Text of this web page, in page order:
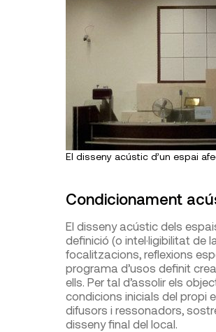
El disseny acústic d’un espai
Condicionament
El disseny acústic dels
definició (o intel·ligibilitat de
focalitzacions, reflexions
programa d’usos definit
ells. Per tal d’assolir els
condicions inicials del propi
difusors i ressonadors,
disseny final del local.